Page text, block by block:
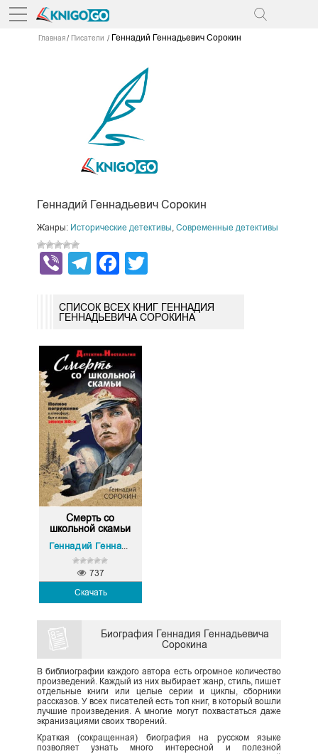
Главная Писатели Геннадий Геннадьевич Сорокин
Геннадий Геннадьевич Сорокин
Жанры: Исторические детективы, Современные детективы
ViberTelegram
Facebook
СПИСОК ВСЕХ КНИГ ГЕННАДИЯ
ГЕННАДЬЕВИЧА СОРОКИНА
Смерть со
школьной скамьи
Геннадий Геннадьевич Сорокин
Скачать
737
Биография Геннадия Геннадьевича
Сорокина
В библиографии каждого автора есть огромное количество
произведений. Каждый из них выбирает жанр, стиль, пишет
отдельные книги или целые серии и циклы, сборники
рассказов. У всех писателей есть топ книг, в который вошли
лучшие произведения. А многие могут похвастаться даже
экранизациями своих творений.
Краткая (сокращенная) биография на русском языке
позволяет узнать много интересной и полезной